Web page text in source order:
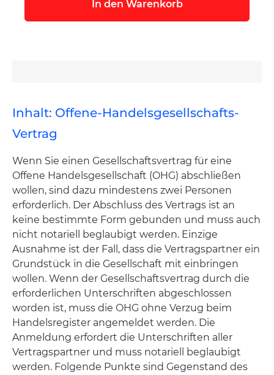
In den Warenkorb
Inhalt: Offene-Handelsgesellschafts-
Vertrag
Wenn Sie einen Gesellschaftsvertrag für eine
Offene Handelsgesellschaft (OHG) abschließen
wollen, sind dazu mindestens zwei Personen
erforderlich. Der Abschluss des Vertrags ist an
keine bestimmte Form gebunden und muss auch
nicht notariell beglaubigt werden. Einzige
Ausnahme ist der Fall, dass die Vertragspartner ein
Grundstück in die Gesellschaft mit einbringen
wollen. Wenn der Gesellschaftsvertrag durch die
erforderlichen Unterschriften abgeschlossen
worden ist, muss die OHG ohne Verzug beim
Handelsregister angemeldet werden. Die
Anmeldung erfordert die Unterschriften aller
Vertragspartner und muss notariell beglaubigt
werden. Folgende Punkte sind Gegenstand des